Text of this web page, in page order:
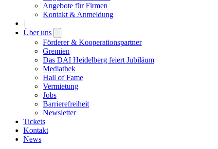
Angebote für Firmen
Kontakt & Anmeldung
|
Über uns
submenu
Förderer & Kooperationspartner
Gremien
Das DAI Heidelberg feiert Jubiläum
Mediathek
Hall of Fame
Vermietung
Jobs
Barrierefreiheit
Newsletter
Tickets
Kontakt
News